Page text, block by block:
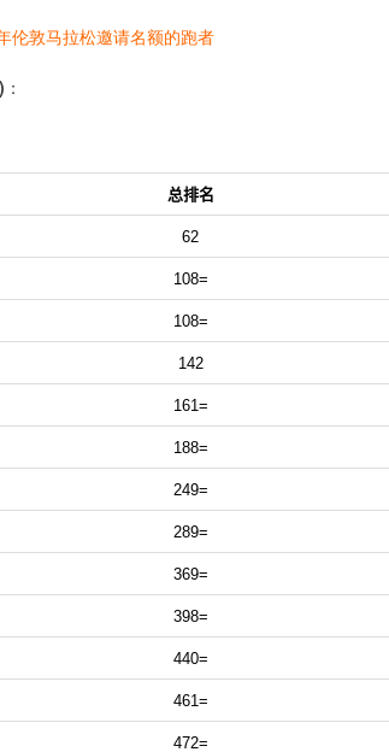
和女生
名。比如你如果是40-44岁年龄组，必须达到全球
伦敦马拉松邀请名额的跑者
总排名
62
108=
108=
142
161=
188=
249=
289=
369=
398=
440=
461=
472=